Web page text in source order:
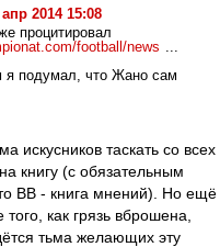
2014 15:08
процитировал
football/news ...
я подумал, что Жано сам
искусников таскать со всех
книгу (с обязательным
ВВ - книга мнений). Но ещё
как грязь вброшена,
тьма желающих эту